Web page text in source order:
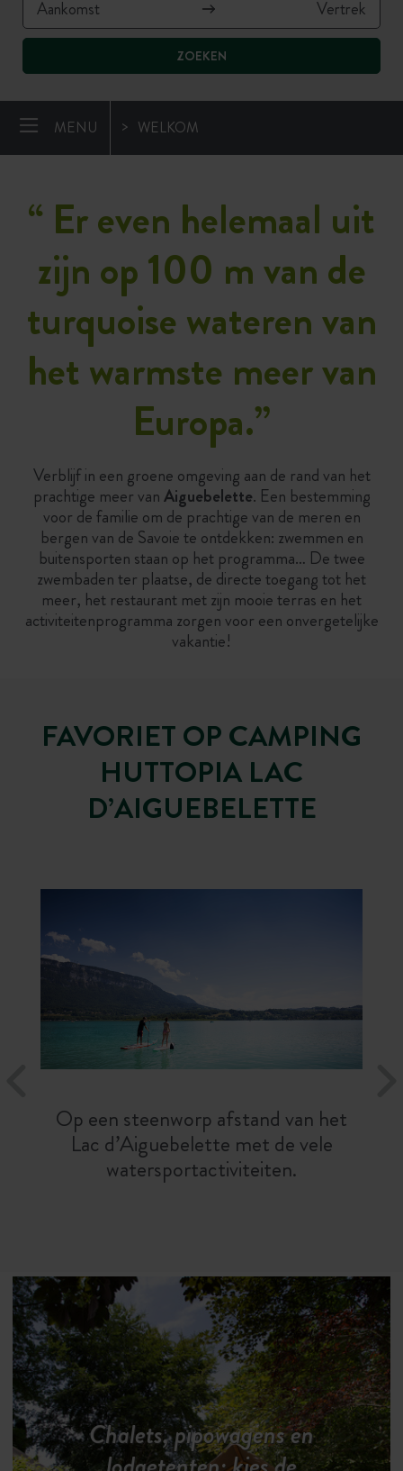
ZOEKEN
MENU WELKOM
“ Er even helemaal uit
zijn op 100 m van de
turquoise wateren van
het warmste meer van
Europa.”
Verblijf in een groene omgeving aan de rand van het
prachtige meer vanAiguebelette. Een bestemming
voor de familie om de prachtige van de meren en
bergen van de Savoie te ontdekken: zwemmen en
buitensporten staan op het programma… De twee
zwembaden ter plaatse, de directe toegang tot het
meer, het restaurant met zijn mooie terras en het
activiteitenprogramma zorgen voor een onvergetelijke
vakantie!
FAVORIET OP CAMPING
HUTTOPIA LAC
D’AIGUEBELETTE
Op een steenworp afstand van het
Lac d’Aiguebelette met de vele
watersportactiviteiten.
Chalets, pipowagens en